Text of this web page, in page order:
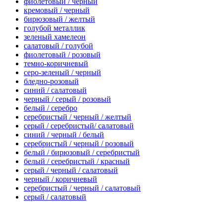
кремовый / черный
бирюзовый / желтый
голубой металлик
зеленый хамелеон
салатовый / голубой
фиолетовый / розовый
темно-коричневый
серо-зеленый / черный
бледно-розовый
синий / салатовый
черный / серый / розовый
белый / серебро
серебристый / черный / желтый
серый / серебристый/ салатовый
синий / черный / белый
серебристый / черный / розовый
белый / бирюзовый / серебристый
белый / серебристый / красный
серый / черный / салатовый
черный / коричневый
серебристый / черный / салатовый
серый / салатовый